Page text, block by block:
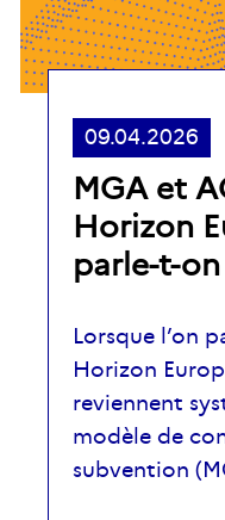
09.04.2026
MGA et
Horizon
parle-t-on
Lorsque l’on
Horizon
reviennent
modèle de
subvention